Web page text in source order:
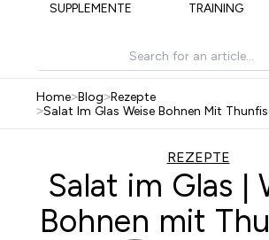
SUPPLEMENTE TRAINING
Home>Blog>Rezepte
>Salat Im Glas Weise Bohnen Mit
REZEPTE
Salat im Glas |
Bohnen mit